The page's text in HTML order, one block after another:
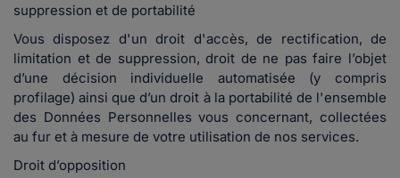
suppression et de portabilité
Vous disposez d'un droit d'accès, de rectification, de
limitation et de suppression, droit de ne pas faire l’objet
d’une décision individuelle automatisée (y compris
profilage) ainsi que d’un droit à la portabilité de l'ensemble
des Données Personnelles vous concernant, collectées
au fur et à mesure de votre utilisation de nos services.
Droit d’opposition